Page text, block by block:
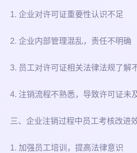
1. 企业对许可证重要性认识不足
2. 企业内部管理混乱，责任不明确
3. 员工对许可证相关法律法规了解
4. 注销流程不熟悉，导致许可证未
三、企业注销过程中员工考核改进
1. 加强员工培训，提高法律意识